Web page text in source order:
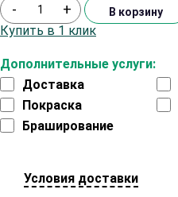
Дополнительные услуги:
Доставка
Покраска
Браширование
- + В корзину
Купить в 1 клик
Условия доставки